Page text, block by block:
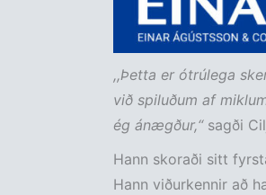
,,Þetta er ótrúlega
við spiluðum af
ég ánægður,“sagði
Hann skoraði sitt
Hann viðurkennir að